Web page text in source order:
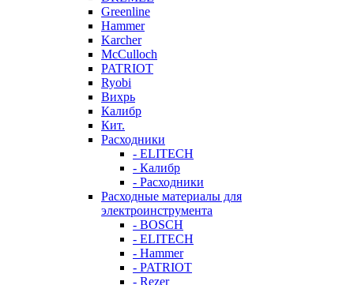
Greenline
Hammer
Karcher
McCulloch
PATRIOT
Ryobi
Вихрь
Калибр
Кит.
Расходники
- ELITECH
- Калибр
- Расходники
Расходные материалы для
электроинструмента
- BOSCH
- ELITECH
- Hammer
- PATRIOT
- Rezer